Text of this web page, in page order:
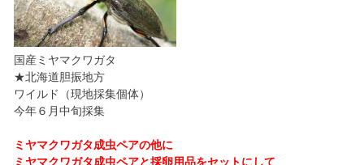
国産ミヤマクワガタ
★北海道胆振地方
ワイルド（現地採集個体）
今年６月中旬採集
ミヤマクワガタ成虫ペアの他に
ミヤマクワガタ成虫ペアと採卵用品をセットにして